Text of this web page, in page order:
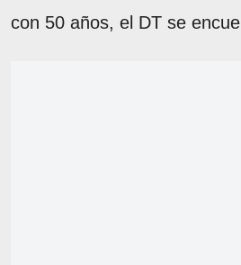
con 50 años, el DT se